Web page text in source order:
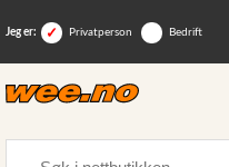
Jeg er: Privatperson Bedrift